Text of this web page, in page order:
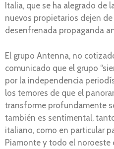
Italia, que se ha alegrado de
nuevos propietarios dejen
desenfrenada propaganda
El grupo Antenna, no
comunicado que el grupo
por la independencia
los temores de que el
transforme profundamente
también es sentimental,
italiano, como en particular
Piamonte y todo el noroeste